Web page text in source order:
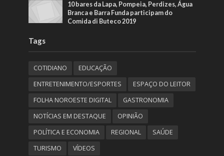
10 bares da Lapa, Pompeia, Perdizes, Água
Branca e Barra Funda participam do
Comida di Buteco 2019
Tags
COTIDIANO
EDUCAÇÃO
ENTRETENIMENTO/ESPORTES
ESPAÇO DO LEITOR
FOLHA NOROESTE DIGITAL
GASTRONOMIA
NOTÍCIAS EM DESTAQUE
OPINIÃO
POLÍTICA E ECONOMIA
REGIONAL
SAÚDE
TURISMO
VÍDEOS